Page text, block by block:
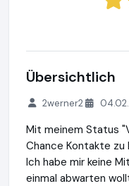
Übersichtlich
2werner2
Mit meinem Status
Chance Kontakte zu
Ich habe mir keine
einmal abwarten